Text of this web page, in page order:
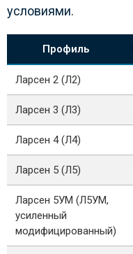
условиями.
Профиль
Ларсен 2 (Л2)
Ларсен 3 (Л3)
Ларсен 4 (Л4)
Ларсен 5 (Л5)
Ларсен 5УМ (Л5УМ,
усиленный
модифицированный)